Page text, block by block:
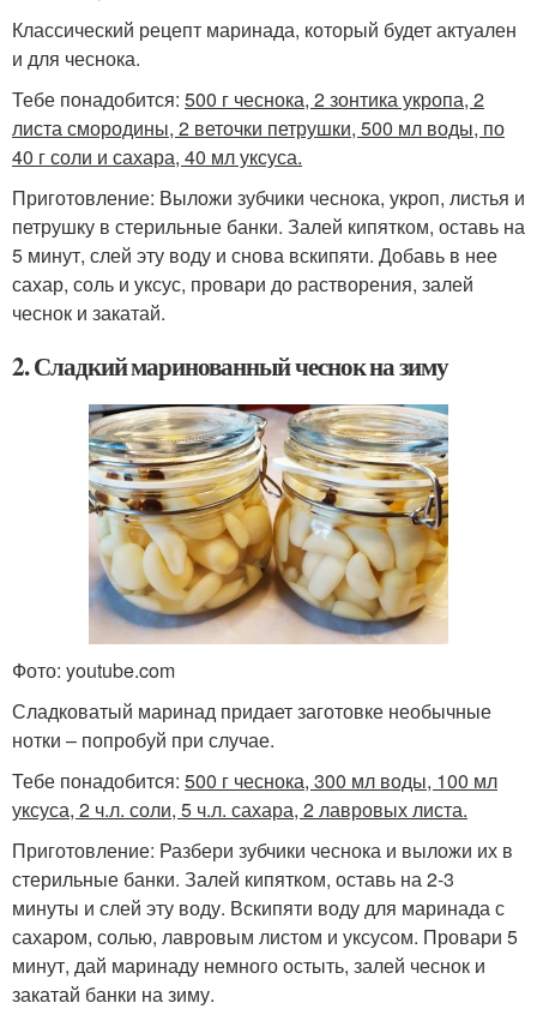
Классический рецепт маринада, который будет актуален
и для чеснока.
Тебе понадобится: 500 г чеснока, 2 зонтика укропа, 2
листа смородины, 2 веточки петрушки, 500 мл воды, по
40 г соли и сахара, 40 мл уксуса.
Приготовление: Выложи зубчики чеснока, укроп, листья и
петрушку в стерильные банки. Залей кипятком, оставь на
5 минут, слей эту воду и снова вскипяти. Добавь в нее
сахар, соль и уксус, провари до растворения, залей
чеснок и закатай.
2. Сладкий маринованный чеснок на зиму
Фото: youtube.com
Сладковатый маринад придает заготовке необычные
нотки – попробуй при случае.
Тебе понадобится: 500 г чеснока, 300 мл воды, 100 мл
уксуса, 2 ч.л. соли, 5 ч.л. сахара, 2 лавровых листа.
Приготовление: Разбери зубчики чеснока и выложи их в
стерильные банки. Залей кипятком, оставь на 2-3
минуты и слей эту воду. Вскипяти воду для маринада с
сахаром, солью, лавровым листом и уксусом. Провари 5
минут, дай маринаду немного остыть, залей чеснок и
закатай банки на зиму.